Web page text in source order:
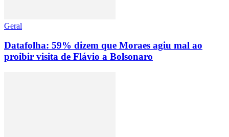
Geral
Datafolha: 59% dizem que Moraes agiu mal ao
proibir visita de Flávio a Bolsonaro